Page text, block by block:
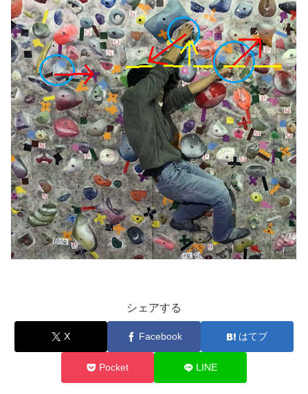
シェアする
X Facebook はてブ
Pocket LINE